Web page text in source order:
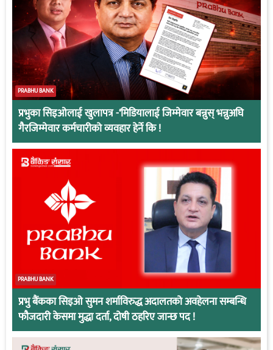
PRABHU BANK
प्रभुका सिइओलाई खुलापत्र -‘मिडियालाई जिम्मेवार बन्नुस् भन्नुअघि
गैरजिम्मेवार कर्मचारीको व्यवहार हेर्ने कि !
PRABHU BANK
प्रभु बैंकका सिइओ सुमन शर्माविरुद्ध अदालतको अवहेलना सम्बन्धि
फौजदारी केसमा मुद्धा दर्ता, दोषी ठहरिए जान्छ पद !